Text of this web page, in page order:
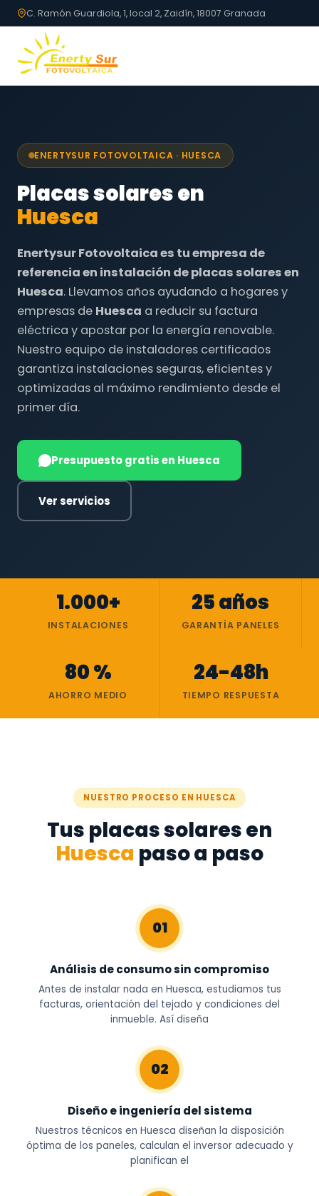
C. Ramón Guardiola, 1, local 2, Zaidín, 18007 Granada
ENERTYSUR FOTOVOLTAICA · HUESCA
Placas solares en
Huesca
Enertysur Fotovoltaica es tu empresa de
referencia en instalación de placas solares en
Huesca. Llevamos años ayudando a hogares y
empresas de Huesca a reducir su factura
eléctrica y apostar por la energía renovable.
Nuestro equipo de instaladores certificados
garantiza instalaciones seguras, eficientes y
optimizadas al máximo rendimiento desde el
primer día.
Presupuesto gratis en Huesca
Ver servicios
1.000+
INSTALACIONES
25 años
GARANTÍA PANELES
80 %
AHORRO MEDIO
24-48h
TIEMPO RESPUESTA
NUESTRO PROCESO EN HUESCA
Tus placas solares en
Huesca paso a paso
01
Análisis de consumo sin compromiso
Antes de instalar nada en Huesca, estudiamos tus
facturas, orientación del tejado y condiciones del
inmueble. Así diseña
02
Diseño e ingeniería del sistema
Nuestros técnicos en Huesca diseñan la disposición
óptima de los paneles, calculan el inversor adecuado y
planifican el